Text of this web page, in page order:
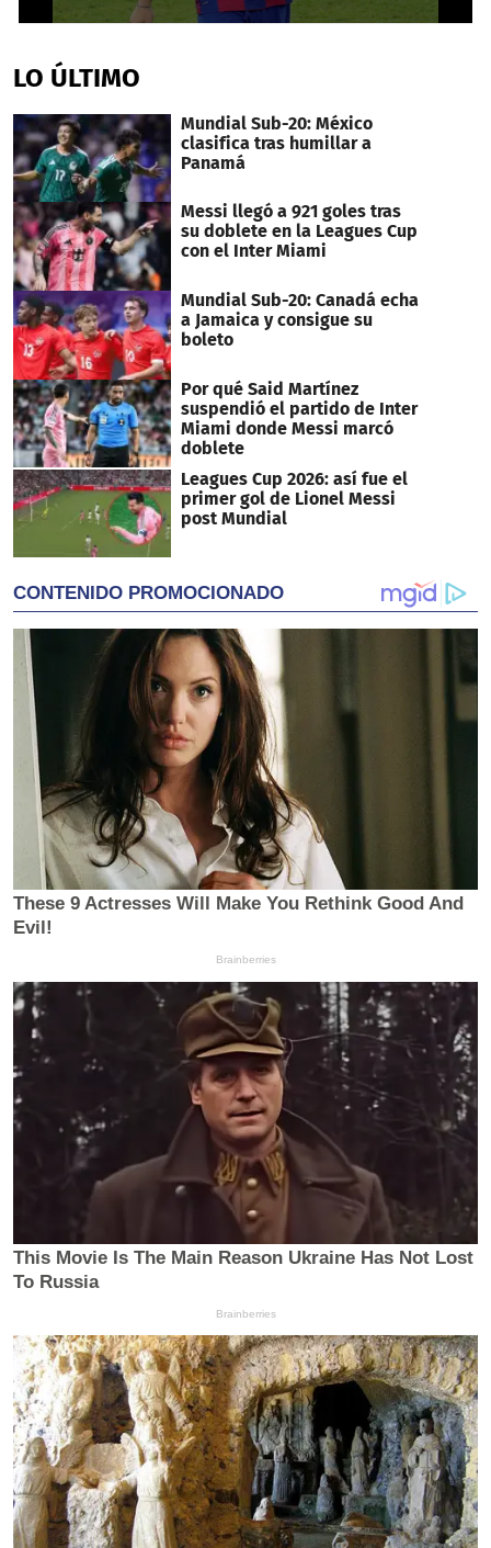
of
1
15
seconds
LO ÚLTIMO
Mundial Sub-20: México
clasifica tras humillar a
Panamá
Messi llegó a 921 goles tras
su doblete en la Leagues Cup
con el Inter Miami
Mundial Sub-20: Canadá echa
a Jamaica y consigue su
boleto
Por qué Said Martínez
suspendió el partido de Inter
Miami donde Messi marcó
doblete
Leagues Cup 2026: así fue el
primer gol de Lionel Messi
post Mundial